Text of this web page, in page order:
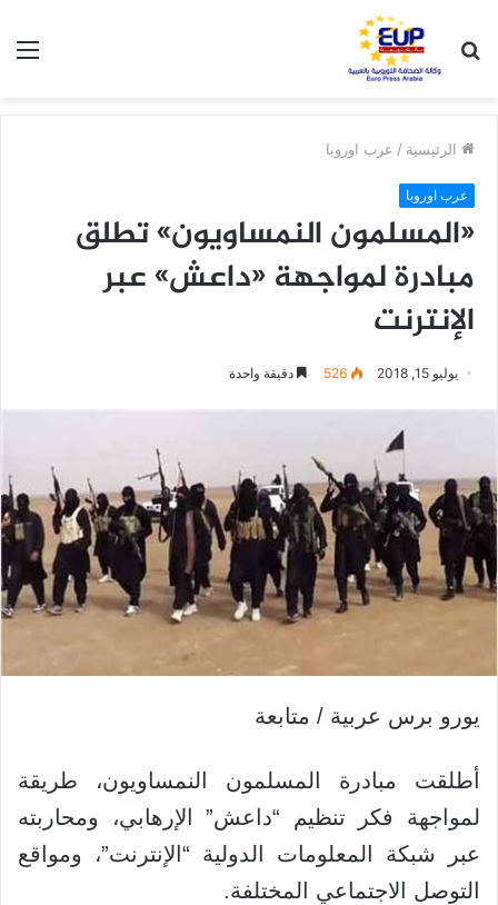
عن
الرئيسية / عرب اوروبا
عرب اوروبا
«المسلمون النمساويون» تطلق
مبادرة لمواجهة «داعش» عبر
الإنترنت
يوليو 15, 2018 526 دقيقة واحدة
يورو برس عربية / متابعة
أطلقت مبادرة المسلمون النمساويون، طريقة
لمواجهة فكر تنظيم “داعش” الإرهابي، ومحاربته
عبر شبكة المعلومات الدولية “الإنترنت”، ومواقع
التوصل الاجتماعي المختلفة.